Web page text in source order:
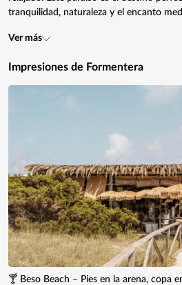
tranquilidad, naturaleza y el encanto
Ver más
Impresiones de Formentera
🍸 Beso Beach – Pies en la arena, copa